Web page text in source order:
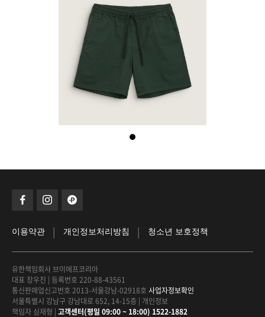
이용약관 | 개인정보처리방침 | 청소년 보호정책
유한책임회사 브이에프코리아
대표 장우진 | 등록번호 220-88-43561
통신판매업신고번호 2013-서울강남-02918호 사업자정보확인
서울특별시 강남구 강남대로 652, 14-15층 | 개인정보
책임자 심재형 | 고객센터(평일 09:00 ~ 18:00) 1522-1882